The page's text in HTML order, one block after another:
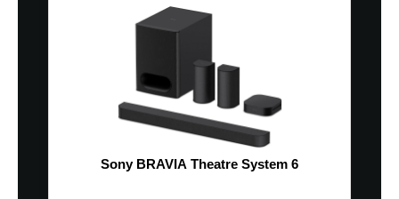
Sony BRAVIA Theatre System 6